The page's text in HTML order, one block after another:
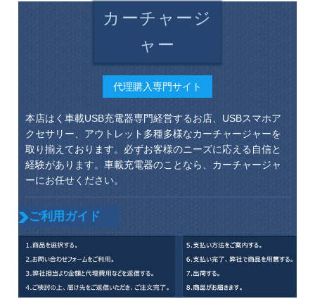
カーチャージ
ャー
代理購入専門サイト
本店はく車載USB充電器専門経営するお店、USBスマホア
クセサリー、アウトレット多種多様なカーチャージャーを
取り揃えております。必ずお客様のニーズに応える自信と
経験があります。車載充電器のことなら、カーチャージャ
ーにお任せください。
ご利用ガイド